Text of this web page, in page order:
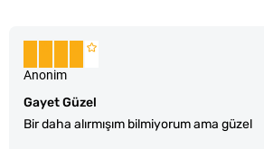
Gayet Güzel
Bir daha alırmışım bilmiyorum ama güzel
Anonim